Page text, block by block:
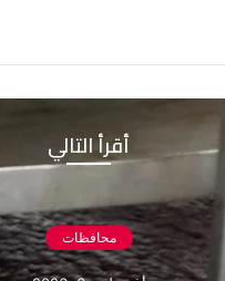
أقرأ التالي
محافظات